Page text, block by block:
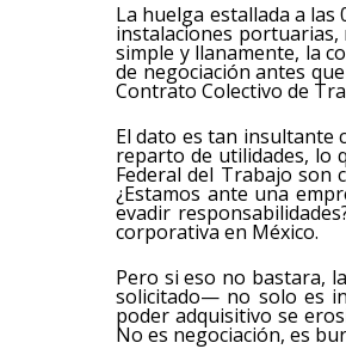
La huelga estallada a
instalaciones portuarias,
simple y llanamente, la
de negociación antes
Contrato Colectivo de
El dato es tan insultante
reparto de utilidades, lo
Federal del Trabajo son
¿Estamos ante una
evadir
corporativa en México.
Pero si eso no bastara,
solicitado— no solo es
poder adquisitivo se
No es negociación, es